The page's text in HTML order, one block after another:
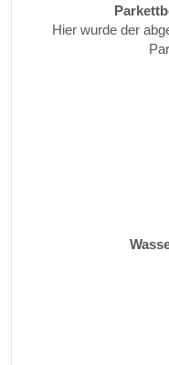
Hier wurde der